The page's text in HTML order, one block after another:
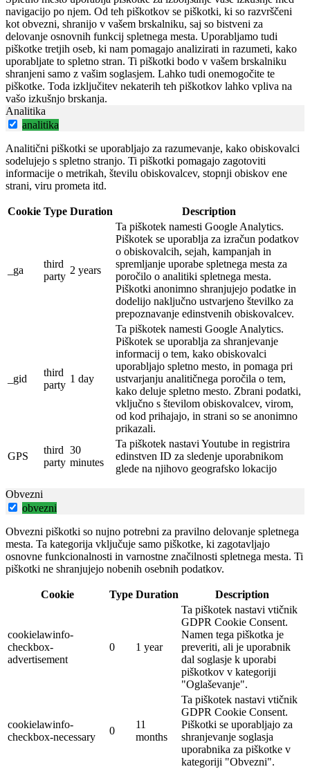
navigacijo po njem. Od teh piškotkov se piškotki, ki so razvrščeni
kot obvezni, shranijo v vašem brskalniku, saj so bistveni za
delovanje osnovnih funkcij spletnega mesta. Uporabljamo tudi
piškotke tretjih oseb, ki nam pomagajo analizirati in razumeti, kako
uporabljate to spletno stran. Ti piškotki bodo v vašem brskalniku
shranjeni samo z vašim soglasjem. Lahko tudi onemogočite te
piškotke. Toda izključitev nekaterih teh piškotkov lahko vpliva na
vašo izkušnjo brskanja.
Analitika
analitika
Analitični piškotki se uporabljajo za razumevanje, kako obiskovalci
sodelujejo s spletno stranjo. Ti piškotki pomagajo zagotoviti
informacije o metrikah, številu obiskovalcev, stopnji obiskov ene
strani, viru prometa itd.
Cookie Type Duration Description
_ga
third
party
2 years
Ta piškotek namesti Google Analytics.
Piškotek se uporablja za izračun podatkov
o obiskovalcih, sejah, kampanjah in
spremljanje uporabe spletnega mesta za
poročilo o analitiki spletnega mesta.
Piškotki anonimno shranjujejo podatke in
dodelijo naključno ustvarjeno številko za
prepoznavanje edinstvenih obiskovalcev.
_gid
third
party
1 day
Ta piškotek namesti Google Analytics.
Piškotek se uporablja za shranjevanje
informacij o tem, kako obiskovalci
uporabljajo spletno mesto, in pomaga pri
ustvarjanju analitičnega poročila o tem,
kako deluje spletno mesto. Zbrani podatki,
vključno s številom obiskovalcev, virom,
od kod prihajajo, in strani so se anonimno
prikazali.
GPS
third
party
30
minutes
Ta piškotek nastavi Youtube in registrira
edinstven ID za sledenje uporabnikom
glede na njihovo geografsko lokacijo
Obvezni
obvezni
Obvezni piškotki so nujno potrebni za pravilno delovanje spletnega
mesta. Ta kategorija vključuje samo piškotke, ki zagotavljajo
osnovne funkcionalnosti in varnostne značilnosti spletnega mesta. Ti
piškotki ne shranjujejo nobenih osebnih podatkov.
Cookie Type Duration Description
cookielawinfo-
checkbox-
advertisement
0 1 year
Ta piškotek nastavi vtičnik
GDPR Cookie Consent.
Namen tega piškotka je
preveriti, ali je uporabnik
dal soglasje k uporabi
piškotkov v kategoriji
"Oglaševanje".
cookielawinfo-
checkbox-necessary
0
11
months
Ta piškotek nastavi vtičnik
GDPR Cookie Consent.
Piškotki se uporabljajo za
shranjevanje soglasja
uporabnika za piškotke v
kategoriji "Obvezni".